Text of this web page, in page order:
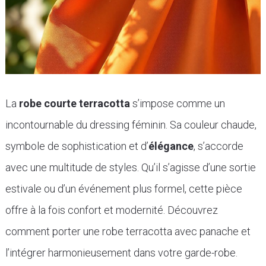
La robe courte terracotta s’impose comme un
incontournable du dressing féminin. Sa couleur chaude,
symbole de sophistication et d’élégance, s’accorde
avec une multitude de styles. Qu’il s’agisse d’une sortie
estivale ou d’un événement plus formel, cette pièce
offre à la fois confort et modernité. Découvrez
comment porter une robe terracotta avec panache et
l’intégrer harmonieusement dans votre garde-robe.